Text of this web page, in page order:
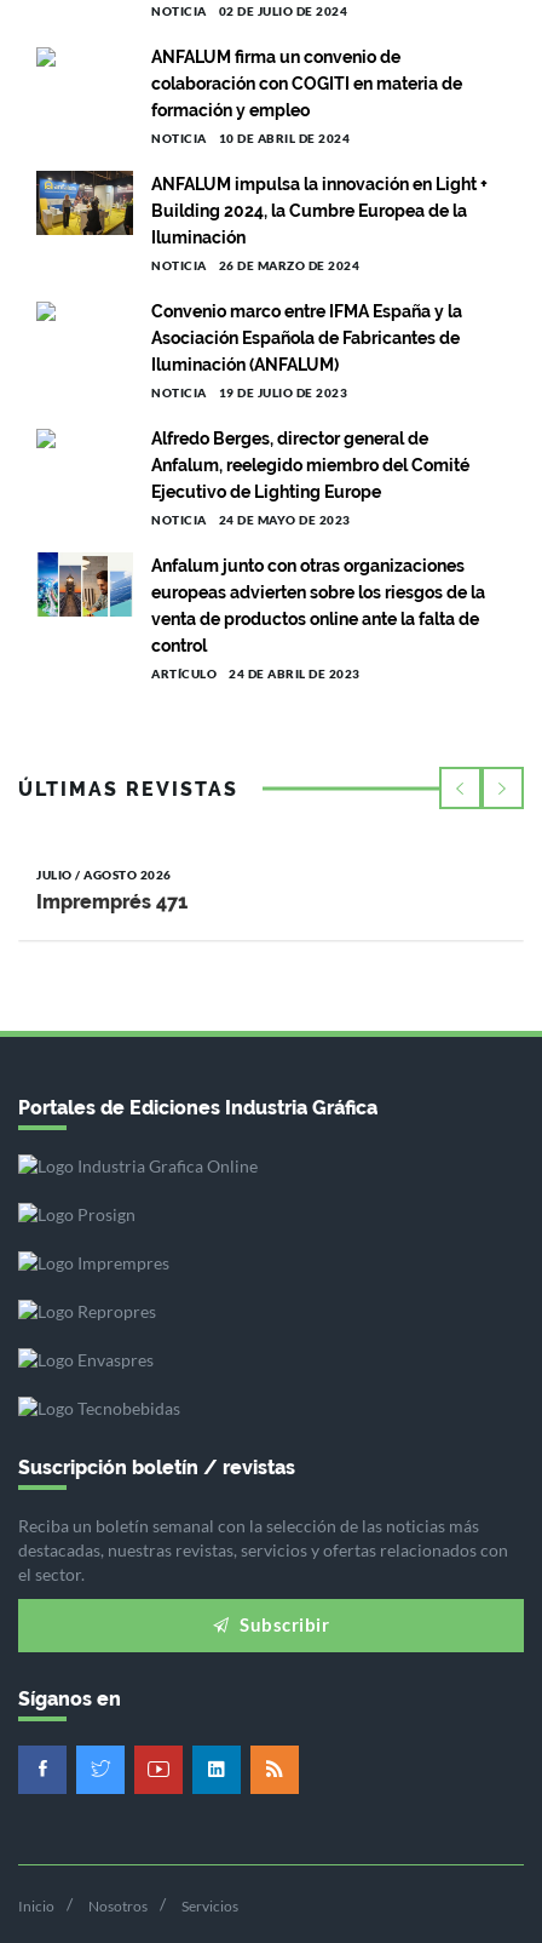
NOTICIA 02 DE JULIO DE 2024
ANFALUM firma un convenio de
colaboración con COGITI en materia de
formación y empleo
NOTICIA 10 DE ABRIL DE 2024
ANFALUM impulsa la innovación en Light +
Building 2024, la Cumbre Europea de la
Iluminación
NOTICIA 26 DE MARZO DE 2024
Convenio marco entre IFMA España y la
Asociación Española de Fabricantes de
Iluminación (ANFALUM)
NOTICIA 19 DE JULIO DE 2023
Alfredo Berges, director general de
Anfalum, reelegido miembro del Comité
Ejecutivo de Lighting Europe
NOTICIA 24 DE MAYO DE 2023
Anfalum junto con otras organizaciones
europeas advierten sobre los riesgos de la
venta de productos online ante la falta de
control
ARTÍCULO 24 DE ABRIL DE 2023
ÚLTIMAS REVISTAS
JULIO / AGOSTO 2026
Impremprés 471
Portales de Ediciones Industria Gráfica
Suscripción boletín / revistas
Reciba un boletín semanal con la selección de las noticias más
destacadas, nuestras revistas, servicios y ofertas relacionados con
el sector.
Subscribir
Síganos en
Inicio Nosotros Servicios